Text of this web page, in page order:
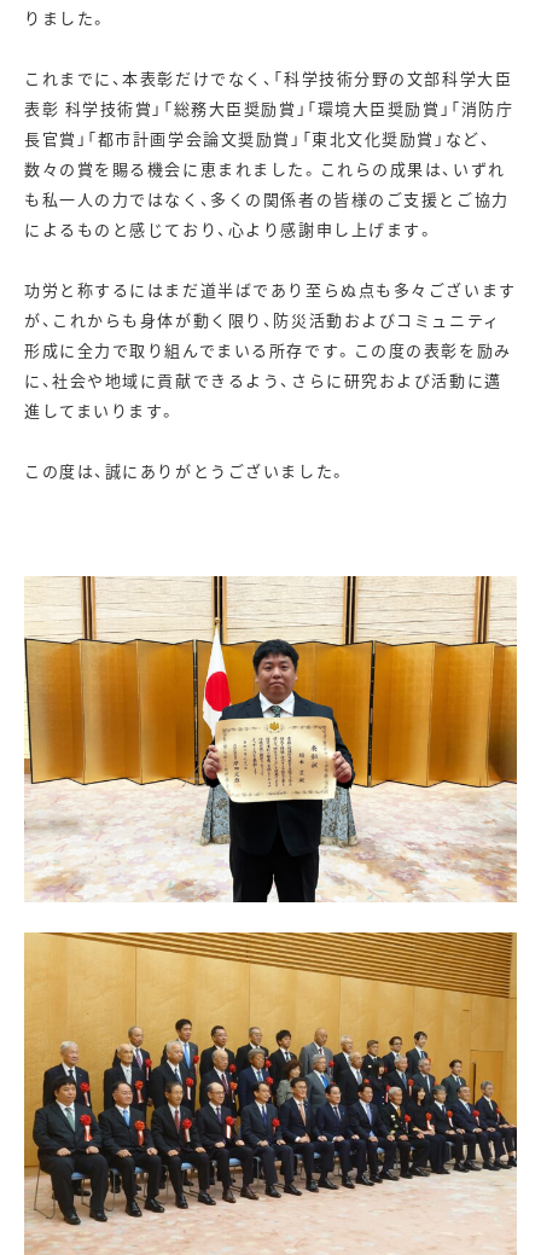
りました。
これまでに、本表彰だけでなく、「科学技術分野の文部科学大臣
表彰 科学技術賞」「総務大臣奨励賞」「環境大臣奨励賞」「消防庁
長官賞」「都市計画学会論文奨励賞」「東北文化奨励賞」など、
数々の賞を賜る機会に恵まれました。これらの成果は、いずれ
も私一人の力ではなく、多くの関係者の皆様のご支援とご協力
によるものと感じており、心より感謝申し上げます。
功労と称するにはまだ道半ばであり至らぬ点も多々ございます
が、これからも身体が動く限り、防災活動およびコミュニティ
形成に全力で取り組んでまいる所存です。この度の表彰を励み
に、社会や地域に貢献できるよう、さらに研究および活動に邁
進してまいります。
この度は、誠にありがとうございました。